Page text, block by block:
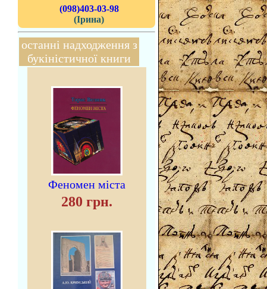
(098)403-03-98
(Ірина)
останні надходження з
букіністичної книги
Феномен міста
280 грн.